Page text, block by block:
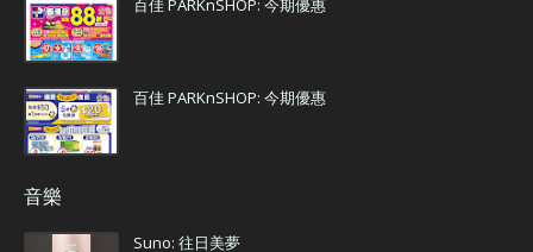
百佳 PARKnSHOP: 今期優惠
百佳 PARKnSHOP: 今期優惠
音樂
Suno: 往日美夢